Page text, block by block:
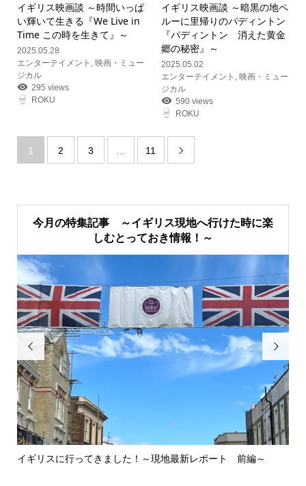
イギリス映画談 ～時間いっぱ
い輝いて生きる『We Live in
Time この時を生きて』～
2025.05.28
エンターテイメント , 映画・ミュー
ジカル
295 views
ROKU
イギリス映画談 ～暗黒の地ペ
ルーに里帰りのパディントン
『パディントン 消えた黄金
郷の秘密』～
2025.05.02
エンターテイメント , 映画・ミュー
ジカル
590 views
ROKU
1 2 3 … 11 
今月の特集記事 ～イギリス現地へ行けた時に楽
しむとっておき情報！～

イギリスに行ってきました！～現地最新レポート 前編～
